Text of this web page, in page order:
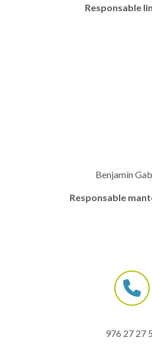
Responsable
Benjamín
Responsable
976 27 27